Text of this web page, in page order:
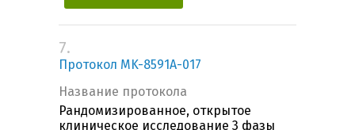
7.
Протокол MK-8591A-017
Название протокола
Рандомизированное, открытое
клиническое исследование 3 фазы